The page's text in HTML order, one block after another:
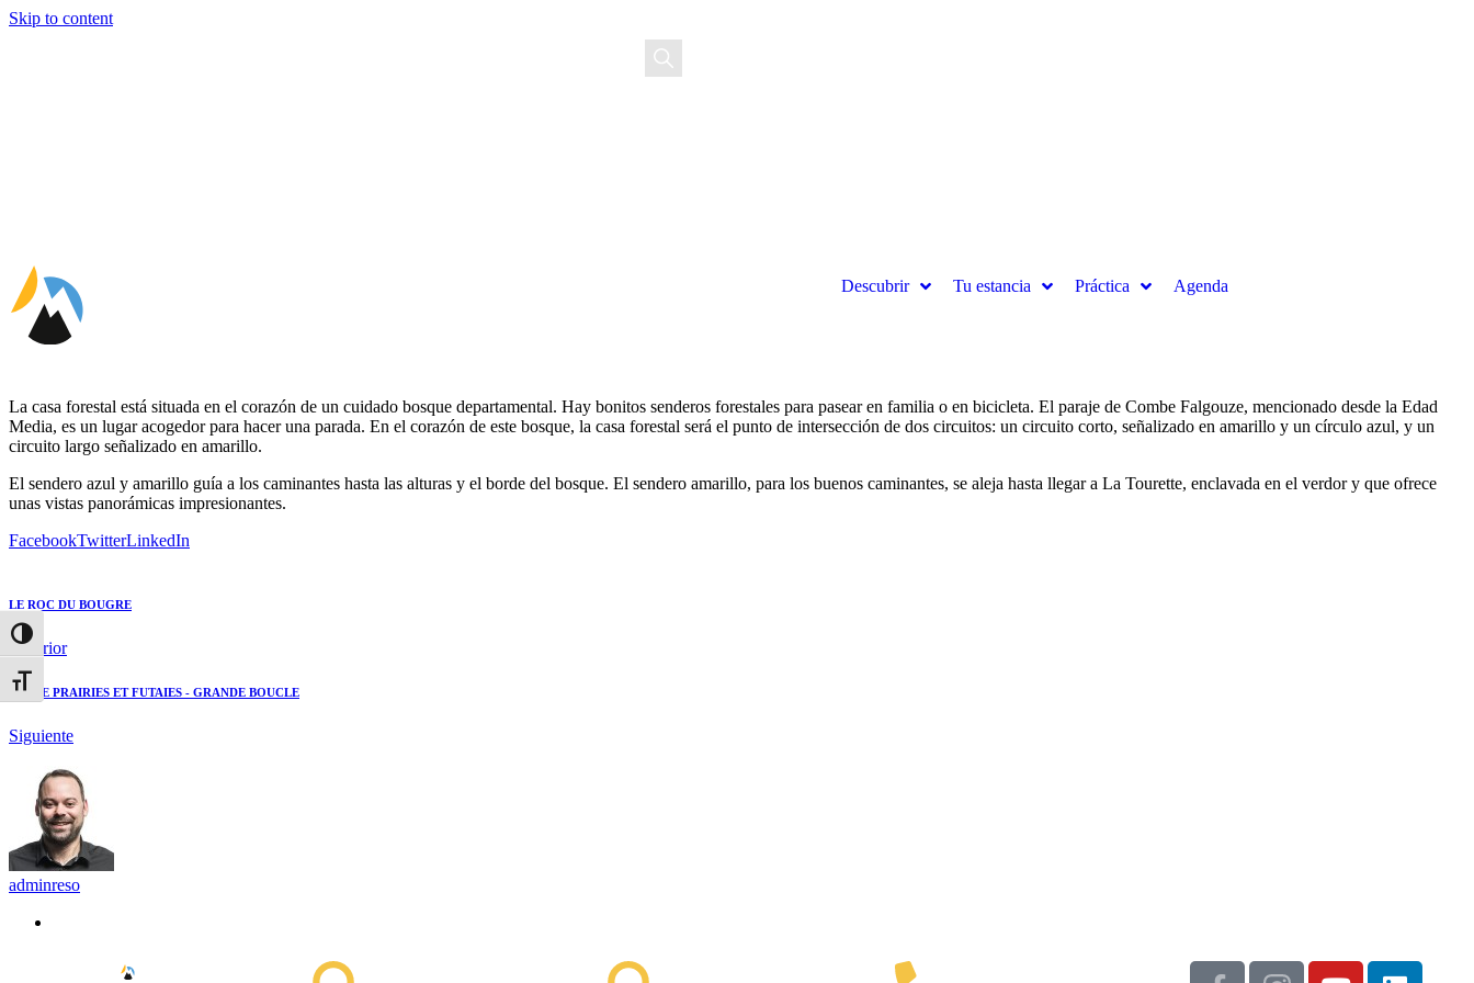
Alternar alto contraste
Alternar tamaño de letra
Skip to content
Descubrir Tu estancia Práctica Agenda
La casa forestal está situada en el corazón de un cuidado bosque departamental. Hay bonitos senderos forestales para pasear en familia o en bicicleta. El paraje de Combe Falgouze, mencionado desde la Edad
Media, es un lugar acogedor para hacer una parada. En el corazón de este bosque, la casa forestal será el punto de intersección de dos circuitos: un circuito corto, señalizado en amarillo y un círculo azul, y un
circuito largo señalizado en amarillo.
El sendero azul y amarillo guía a los caminantes hasta las alturas y el borde del bosque. El sendero amarillo, para los buenos caminantes, se aleja hasta llegar a La Tourette, enclavada en el verdor y que ofrece
unas vistas panorámicas impresionantes.
FacebookTwitterLinkedIn
LE ROC DU BOUGRE
Anterior
ENTRE PRAIRIES ET FUTAIES - GRANDE BOUCLE
Siguiente
adminreso